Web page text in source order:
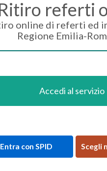
referti
online di referti ed
Regione Emilia-
Accedi al servizio
Entra con SPID Scegli